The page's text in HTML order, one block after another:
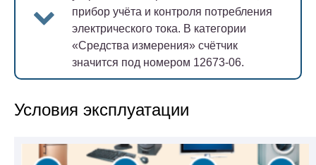
прибор учёта и контроля потребления
электрического тока. В категории
«Средства измерения» счётчик
значится под номером 12673-06.
Условия эксплуатации